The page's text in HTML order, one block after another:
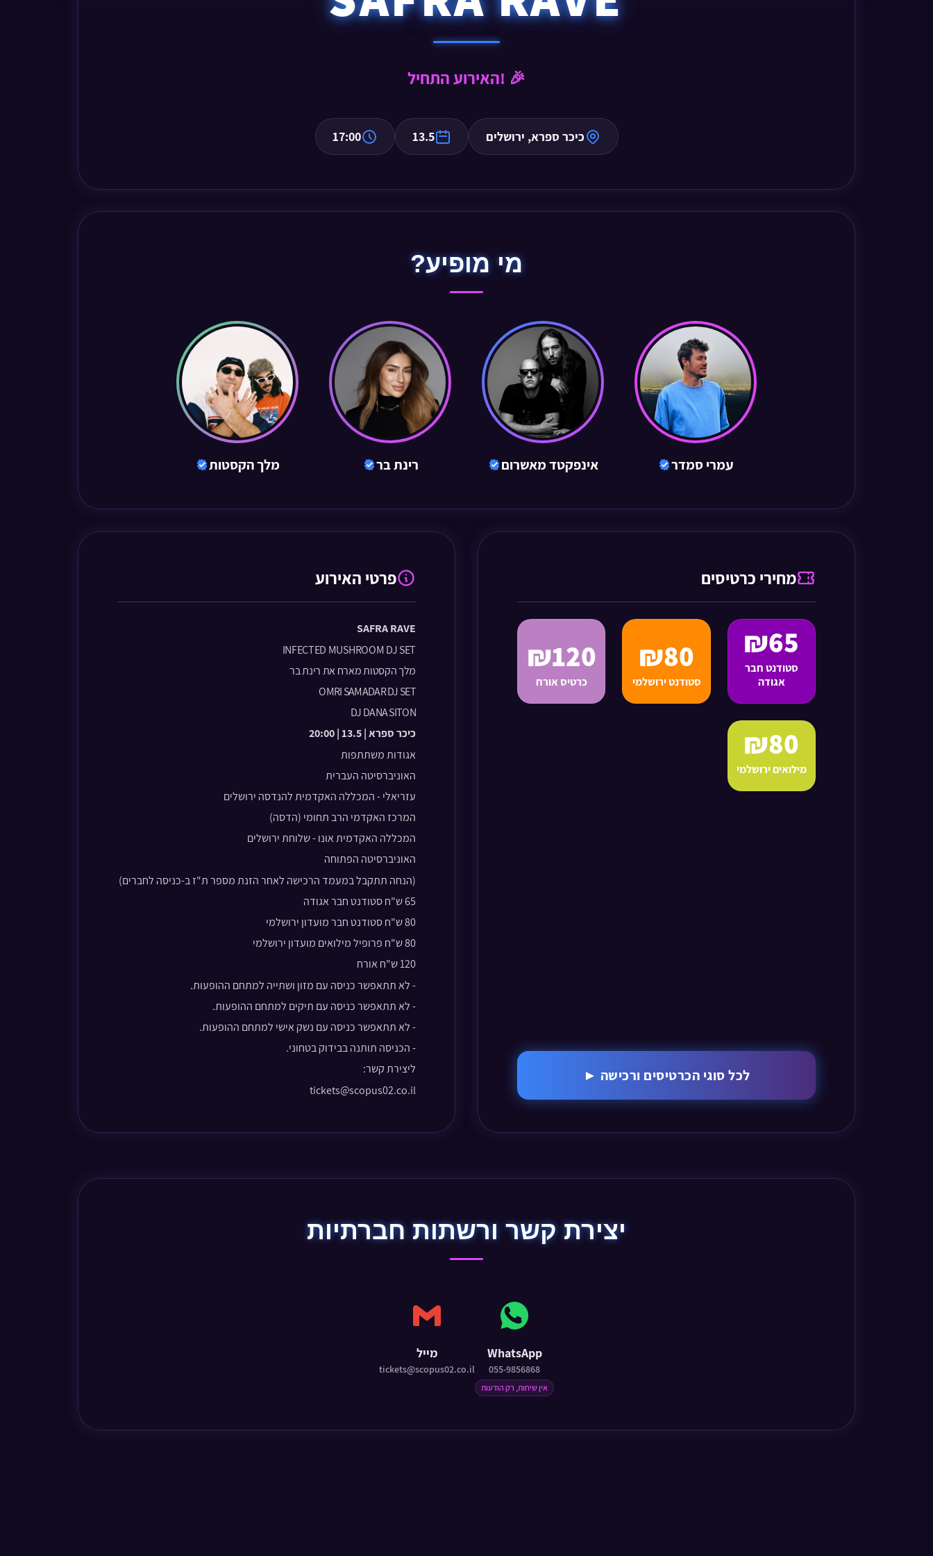
האירוע התחיל! 🎉
כיכר ספרא, ירושלים 13.5
17:00
מי מופיע?
עמרי סמדר אינפקטד מאשרום רינת בר מלך הקסטות
מחירי כרטיסים
₪65
סטודנט חבר
אגודה
₪80
סטודנט ירושלמי
₪120
כרטיס אורח
₪80
מילואים ירושלמי
לכל סוגי הכרטיסים ורכישה ►
פרטי האירוע
SAFRA RAVE
INFECTED MUSHROOM DJ SET
מלך הקסטותמארח את רינת בר
OMRI SAMADAR DJ SET
DJ DANA SITON
כיכר ספרא | 13.5 | 20:00
אגודות משתתפות
האוניברסיטה העברית
עזריאלי - המכללה האקדמית להנדסה ירושלים
המרכז האקדמי הרב תחומי (הדסה)
המכללה האקדמית אונו - שלוחת ירושלים
האוניברסיטה הפתוחה
(הנחה תתקבל במעמד הרכישה לאחר הזנת מספר ת"ז ב-כניסה לחברים)
65 ש"ח סטודנט חבר אגודה
80 ש"ח סטודנט חבר מועדון ירושלמי
80 ש"ח פרופיל מילואים מועדון ירושלמי
120 ש"ח אורח
-לא תתאפשר כניסה עם מזון ושתייה למתחם ההופעות.
- לא תתאפשר כניסה עם תיקים למתחם ההופעות.
- לא תתאפשר כניסה עם נשק אישי למתחם ההופעות.
- הכניסה תותנה בבידוק בטחוני.
ליצירת קשר:
tickets@scopus02.co.il
יצירת קשר ורשתות חברתיות
WhatsApp
055-9856868
אין שיחות, רק הודעות
מייל
tickets@scopus02.co.il